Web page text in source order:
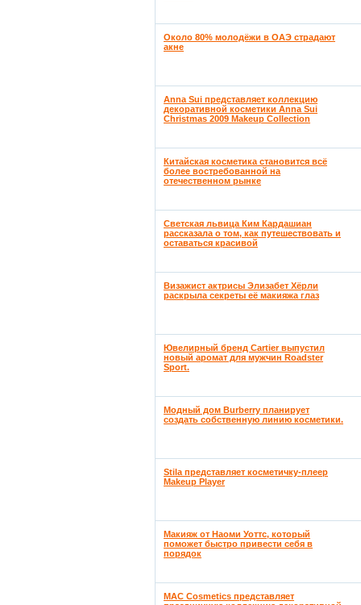
Около 80% молодёжи в ОАЭ страдают
акне
Anna Sui представляет коллекцию
декоративной косметики Anna Sui
Christmas 2009 Makeup Collection
Китайская косметика становится всё
более востребованной на
отечественном рынке
Светская львица Ким Кардашиан
рассказала о том, как путешествовать и
оставаться красивой
Визажист актрисы Элизабет Хёрли
раскрыла секреты её макияжа глаз
Ювелирный бренд Cartier выпустил
новый аромат для мужчин Roadster
Sport.
Модный дом Burberry планирует
создать собственную линию косметики.
Stila представляет косметичку-плеер
Makeup Player
Макияж от Наоми Уоттс, который
поможет быстро привести себя в
порядок
MAC Cosmetics представляет